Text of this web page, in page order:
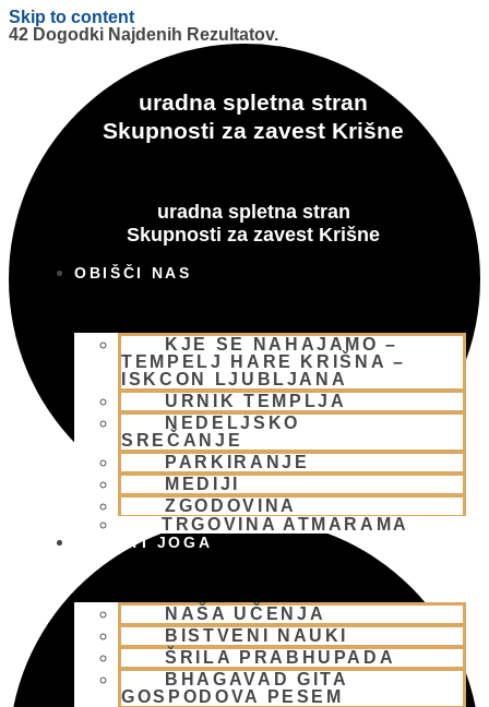
Skip to content
uradna spletna stran
Skupnosti za zavest Krišne
uradna spletna stran
Skupnosti za zavest Krišne
OBIŠČI NAS
KJE SE NAHAJAMO –
TEMPELJ HARE KRIŠNA –
ISKCON LJUBLJANA
URNIK TEMPLJA
NEDELJSKO
SREČANJE
PARKIRANJE
MEDIJI
ZGODOVINA
TRGOVINA ATMARAMA
BHAKTI JOGA
NAŠA UČENJA
BISTVENI NAUKI
ŠRILA PRABHUPADA
BHAGAVAD GITA
GOSPODOVA PESEM
42 Dogodki Najdenih Rezultatov.